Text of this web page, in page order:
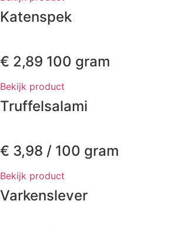
Katenspek
€ 2,89 100 gram
Bekijk product
Truffelsalami
€ 3,98 / 100 gram
Bekijk product
Varkenslever